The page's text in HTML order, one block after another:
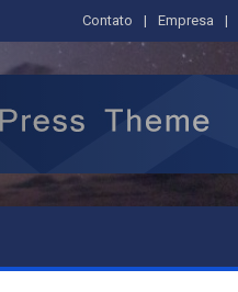
Contato Empresa